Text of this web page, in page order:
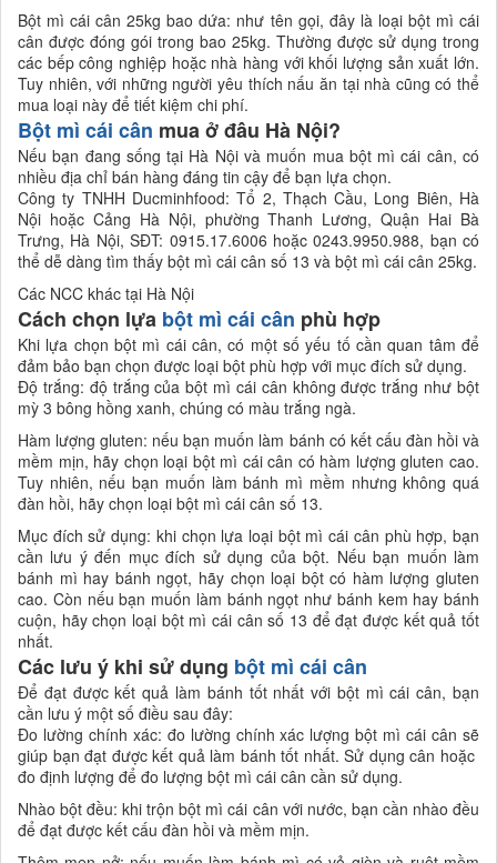
Bột mì cái cân 25kg bao dứa: như tên gọi, đây là loại bột mì cái
cân được đóng gói trong bao 25kg. Thường được sử dụng trong
các bếp công nghiệp hoặc nhà hàng với khối lượng sản xuất lớn.
Tuy nhiên, với những người yêu thích nấu ăn tại nhà cũng có thể
mua loại này để tiết kiệm chi phí.
Bột mì cái cân mua ở đâu Hà Nội?
Nếu bạn đang sống tại Hà Nội và muốn mua bột mì cái cân, có
nhiều địa chỉ bán hàng đáng tin cậy để bạn lựa chọn.
Công ty TNHH Ducminhfood: Tổ 2, Thạch Cầu, Long Biên, Hà
Nội hoặc Cảng Hà Nội, phường Thanh Lương, Quận Hai Bà
Trưng, Hà Nội, SĐT: 0915.17.6006 hoặc 0243.9950.988, bạn có
thể dễ dàng tìm thấy bột mì cái cân số 13 và bột mì cái cân 25kg.
Các NCC khác tại Hà Nội
Cách chọn lựa bột mì cái cân phù hợp
Khi lựa chọn bột mì cái cân, có một số yếu tố cần quan tâm để
đảm bảo bạn chọn được loại bột phù hợp với mục đích sử dụng.
Độ trắng: độ trắng của bột mì cái cân không được trắng như bột
mỳ 3 bông hồng xanh, chúng có màu trắng ngà.
Hàm lượng gluten: nếu bạn muốn làm bánh có kết cấu đàn hồi và
mềm mịn, hãy chọn loại bột mì cái cân có hàm lượng gluten cao.
Tuy nhiên, nếu bạn muốn làm bánh mì mềm nhưng không quá
đàn hồi, hãy chọn loại bột mì cái cân số 13.
Mục đích sử dụng: khi chọn lựa loại bột mì cái cân phù hợp, bạn
cần lưu ý đến mục đích sử dụng của bột. Nếu bạn muốn làm
bánh mì hay bánh ngọt, hãy chọn loại bột có hàm lượng gluten
cao. Còn nếu bạn muốn làm bánh ngọt như bánh kem hay bánh
cuộn, hãy chọn loại bột mì cái cân số 13 để đạt được kết quả tốt
nhất.
Các lưu ý khi sử dụng bột mì cái cân
Để đạt được kết quả làm bánh tốt nhất với bột mì cái cân, bạn
cần lưu ý một số điều sau đây:
Đo lường chính xác: đo lường chính xác lượng bột mì cái cân sẽ
giúp bạn đạt được kết quả làm bánh tốt nhất. Sử dụng cân hoặc
đo định lượng để đo lượng bột mì cái cân cần sử dụng.
Nhào bột đều: khi trộn bột mì cái cân với nước, bạn cần nhào đều
để đạt được kết cấu đàn hồi và mềm mịn.